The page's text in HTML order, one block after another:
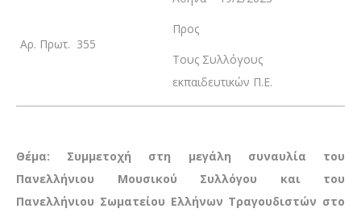
Αρ. Πρωτ. 355
Προς
Τους Συλλόγους
εκπαιδευτικών Π.Ε.
Θέμα: Συμμετοχή στη μεγάλη συναυλία του
Πανελλήνιου Μουσικού Συλλόγου και του
Πανελλήνιου Σωματείου Ελλήνων Τραγουδιστών στο